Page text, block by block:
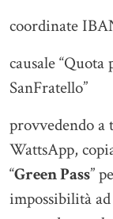
coordinate
causale
SanFratello”
provvedendo a
WattsApp,
“Green Pass”
impossibilità